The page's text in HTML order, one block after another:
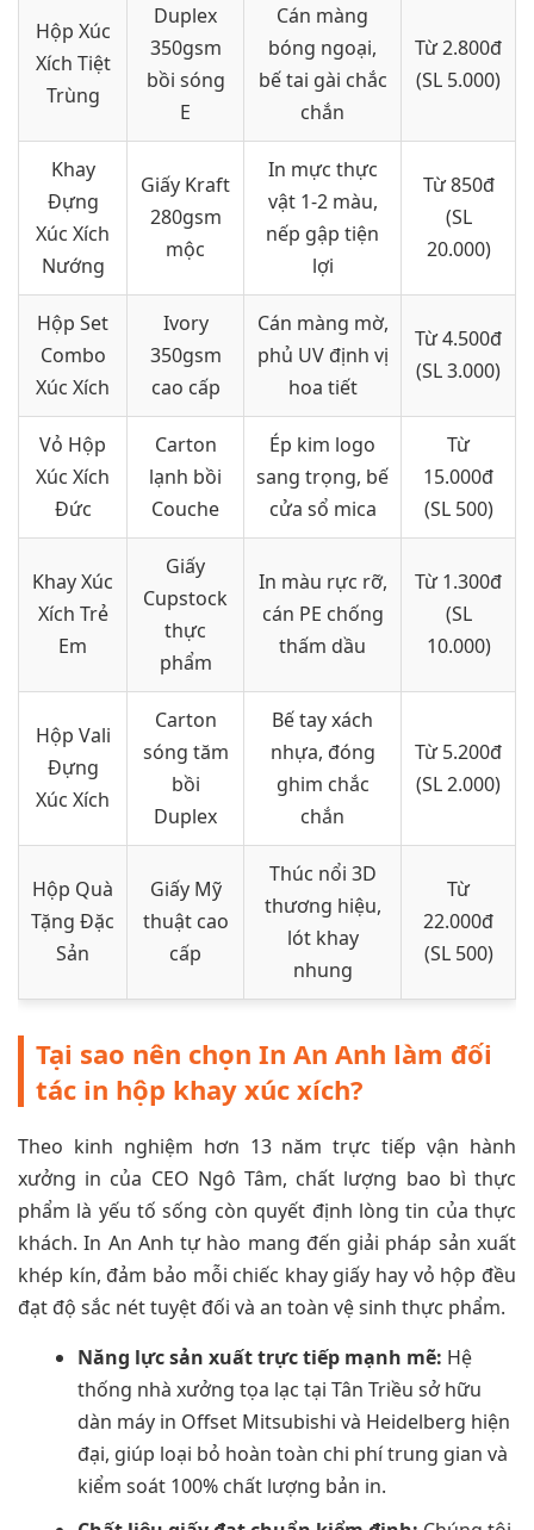
Hộp Xúc
Xích Tiệt
Trùng
Duplex
350gsm
bồi sóng
E
Cán màng
bóng ngoại,
bế tai gài chắc
chắn
Từ 2.800đ
(SL 5.000)
Khay
Đựng
Xúc Xích
Nướng
Giấy Kraft
280gsm
mộc
In mực thực
vật 1-2 màu,
nếp gập tiện
lợi
Từ 850đ
(SL
20.000)
Hộp Set
Combo
Xúc Xích
Ivory
350gsm
cao cấp
Cán màng mờ,
phủ UV định vị
hoa tiết
Từ 4.500đ
(SL 3.000)
Vỏ Hộp
Xúc Xích
Đức
Carton
lạnh bồi
Couche
Ép kim logo
sang trọng, bế
cửa sổ mica
Từ
15.000đ
(SL 500)
Khay Xúc
Xích Trẻ
Em
Giấy
Cupstock
thực
phẩm
In màu rực rỡ,
cán PE chống
thấm dầu
Từ 1.300đ
(SL
10.000)
Hộp Vali
Đựng
Xúc Xích
Carton
sóng tăm
bồi
Duplex
Bế tay xách
nhựa, đóng
ghim chắc
chắn
Từ 5.200đ
(SL 2.000)
Hộp Quà
Tặng Đặc
Sản
Giấy Mỹ
thuật cao
cấp
Thúc nổi 3D
thương hiệu,
lót khay
nhung
Từ
22.000đ
(SL 500)
Tại sao nên chọn In An Anh làm đối
tác in hộp khay xúc xích?
Theo kinh nghiệm hơn 13 năm trực tiếp vận hành
xưởng in của CEO Ngô Tâm, chất lượng bao bì thực
phẩm là yếu tố sống còn quyết định lòng tin của thực
khách. In An Anh tự hào mang đến giải pháp sản xuất
khép kín, đảm bảo mỗi chiếc khay giấy hay vỏ hộp đều
đạt độ sắc nét tuyệt đối và an toàn vệ sinh thực phẩm.
Năng lực sản xuất trực tiếp mạnh mẽ: Hệ
thống nhà xưởng tọa lạc tại Tân Triều sở hữu
dàn máy in Offset Mitsubishi và Heidelberg hiện
đại, giúp loại bỏ hoàn toàn chi phí trung gian và
kiểm soát 100% chất lượng bản in.